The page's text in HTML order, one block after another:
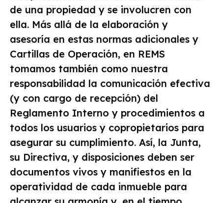
de una propiedad y se involucren con
ella. Más allá de la elaboración y
asesoría en estas normas adicionales y
Cartillas de Operación, en REMS
tomamos también como nuestra
responsabilidad la comunicación efectiva
(y con cargo de recepción) del
Reglamento Interno y procedimientos a
todos los usuarios y copropietarios para
asegurar su cumplimiento. Así, la Junta,
su Directiva, y disposiciones deben ser
documentos vivos y manifiestos en la
operatividad de cada inmueble para